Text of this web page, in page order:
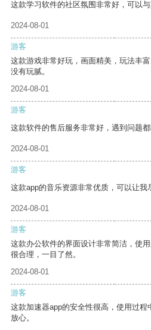
这款学习软件的社区氛围非常好，可以
2024-08-01
游客
这款游戏非常好玩，画面精美，玩法丰
没有玩腻。
2024-08-01
游客
这款软件的售后服务非常好，遇到问题都
2024-08-01
游客
这款app的音乐资源非常优质，可以让我
2024-08-01
游客
这款办公软件的界面设计非常简洁，使
很合理，一目了然。
2024-08-01
游客
这款加速器app的安全性很高，使用过
放心。